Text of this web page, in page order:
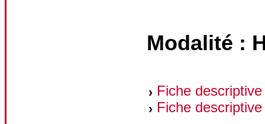
Modalité :
Fiche
Fiche